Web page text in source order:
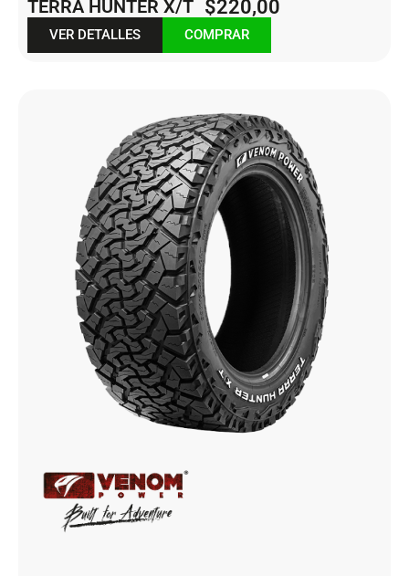
TERRA HUNTER X/T $220,00
VER DETALLES COMPRAR